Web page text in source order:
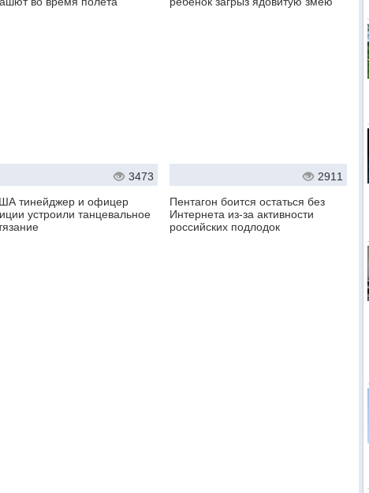
3473
тинейджер и офицер
устроили танцевальное
2911
Пентагон боится остаться без
Интернета из-за активности
российских подлодок